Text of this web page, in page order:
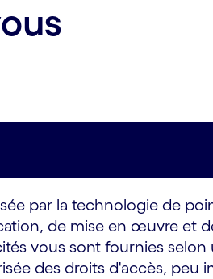
par la technologie de
de mise en œuvre et
vous sont fournies selon
des droits d'accès, peu